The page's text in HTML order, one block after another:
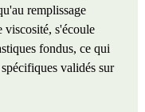
remplissage
s'écoule
fondus, ce qui
validés sur